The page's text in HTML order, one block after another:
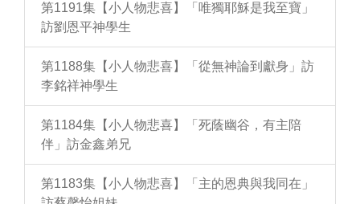
第1191集【小人物悲喜】「唯獨耶穌是我至寶」
訪劉恩平神學生
第1188集【小人物悲喜】「從無神論到獻身」訪
李銘祥神學生
第1184集【小人物悲喜】「死蔭幽谷，有主陪
伴」訪金鑫弟兄
第1183集【小人物悲喜】「主的恩典與我同在」